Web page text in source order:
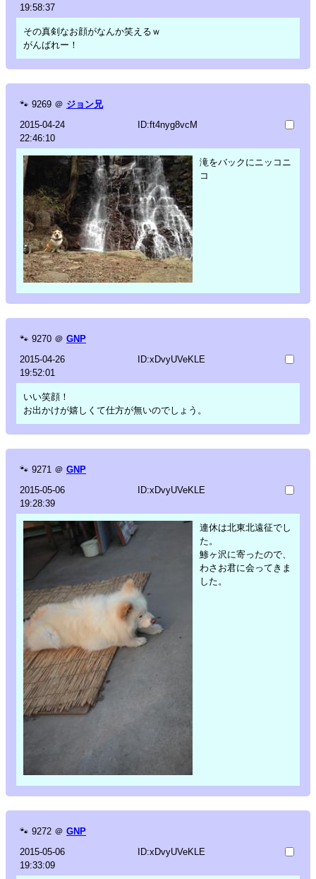
19:58:37
その真剣なお顔がなんか笑えるｗ
がんばれー！
🐾 9269 ＠ ジョン兄
2015-04-24
22:46:10
ID:ft4nyg8vcM
滝をバックにニッコニ
コ
🐾 9270 ＠ GNP
2015-04-26
19:52:01
ID:xDvyUVeKLE
いい笑顔！
お出かけが嬉しくて仕方が無いのでしょう。
🐾 9271 ＠ GNP
2015-05-06
19:28:39
ID:xDvyUVeKLE
連休は北東北遠征でし
た。
鯵ヶ沢に寄ったので、
わさお君に会ってきま
した。
🐾 9272 ＠ GNP
2015-05-06
19:33:09
ID:xDvyUVeKLE